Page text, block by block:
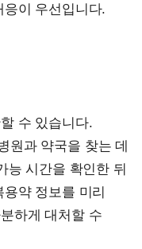
이 우선입니다.
수 있습니다.
원과 약국을 찾는 데
능 시간을 확인한 뒤
약 정보를 미리
하게 대처할 수